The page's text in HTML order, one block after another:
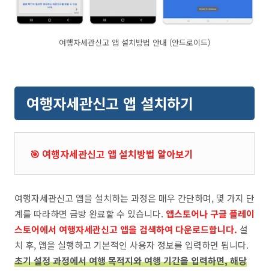
여행자세관신고 앱 설치방법 안내 (안드로이드)
여행자세관신고 앱 설치하기
🎯 여행자세관신고 앱 설치방법 알아보기
여행자세관신고 앱을 설치하는 과정은 매우 간단하며, 몇 가지 단
계를 따라하면 금방 완료할 수 있습니다. 앱스토어나 구글 플레이
스토어에서 여행자세관신고 앱을 검색하여 다운로드합니다. 설
치 후, 앱을 실행하고 기본적인 사용자 정보를 입력하면 됩니다.
초기 설정 과정에서 여행 목적지와 여행 기간을 입력하면, 해당